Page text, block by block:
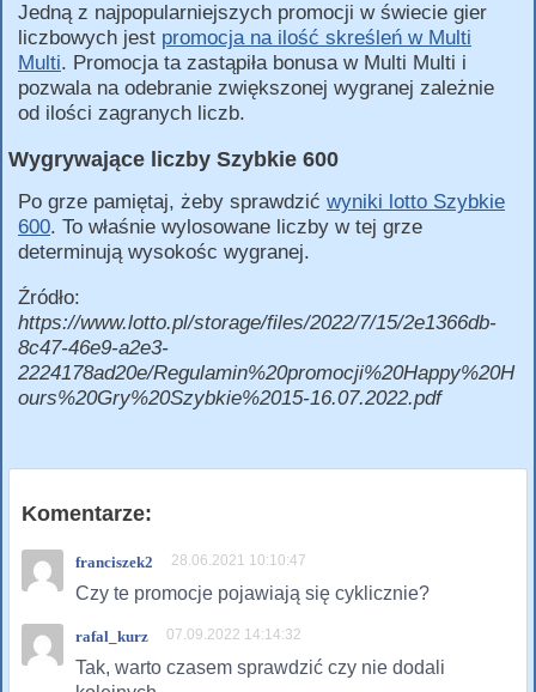
Jedną z najpopularniejszych promocji w świecie gier
liczbowych jest promocja na ilość skreśleń w Multi
Multi. Promocja ta zastąpiła bonusa w Multi Multi i
pozwala na odebranie zwiększonej wygranej zależnie
od ilości zagranych liczb.
Wygrywające liczby Szybkie 600
Po grze pamiętaj, żeby sprawdzić wyniki lotto Szybkie
600. To właśnie wylosowane liczby w tej grze
determinują wysokośc wygranej.
Źródło:
https://www.lotto.pl/storage/files/2022/7/15/2e1366db-
8c47-46e9-a2e3-
2224178ad20e/Regulamin%20promocji%20Happy%20H
ours%20Gry%20Szybkie%2015-16.07.2022.pdf
Komentarze:
franciszek2 28.06.2021 10:10:47
Czy te promocje pojawiają się cyklicznie?
rafal_kurz 07.09.2022 14:14:32
Tak, warto czasem sprawdzić czy nie dodali